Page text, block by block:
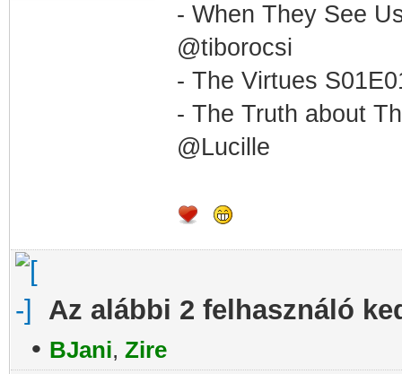
- When They See
@tiborocsi
- The Virtues
- The Truth about
@Lucille
Az alábbi 2 felhasználó
• BJani, Zire